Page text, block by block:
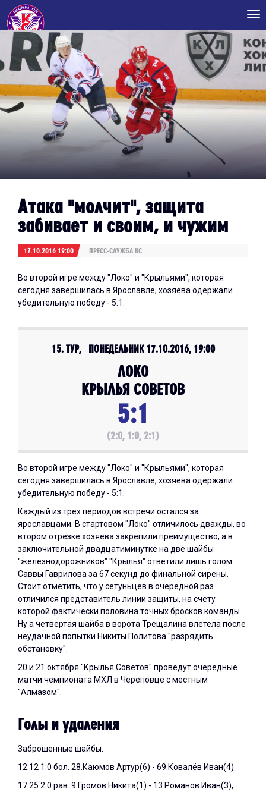
Атака "молчит", защита
забивает и своим, и чужим
17.10.2016 19:00 ПРЕСС-СЛУЖБА КС
Во второй игре между "Локо" и "Крыльями", которая
сегодня завершилась в Ярославле, хозяева одержали
убедительную победу - 5:1.
15. ТУР, ПОНЕДЕЛЬНИК 17.10.2016, 19:00
ЛОКО
КРЫЛЬЯ СОВЕТОВ
5:1
(2:0, 1:0, 2:1)
Во второй игре между "Локо" и "Крыльями", которая
сегодня завершилась в Ярославле, хозяева одержали
убедительную победу - 5:1.
Каждый из трех периодов встречи остался за
ярославцами. В стартовом "Локо" отличилось дважды, во
втором отрезке хозяева закрепили преимущество, а в
заключительной двадцатиминутке на две шайбы
"железнодорожников" "Крылья" ответили лишь голом
Саввы Гаврилова за 67 секунд до финальной сирены.
Стоит отметить, что у сетуньцев в очередной раз
отличился представитель линии защиты, на счету
которой фактически половина точных бросков команды.
Ну а четвертая шайба в ворота Трещалина влетела после
неудачной попытки Никиты Политова "разрядить
обстановку".
20 и 21 октября "Крылья Советов" проведут очередные
матчи чемпионата МХЛ в Череповце с местным
"Алмазом".
Голы и удаления
Заброшенные шайбы:
12:12 1:0 бол. 28.Каюмов Артур(6) - 69.Ковалёв Иван(4)
17:25 2:0 рав. 9.Громов Никита(1) - 13.Романов Иван(3),